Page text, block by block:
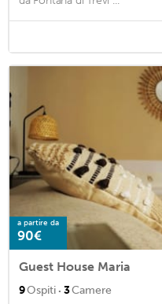
a partire da
90€
Guest House Maria
9Ospiti · 3Camere